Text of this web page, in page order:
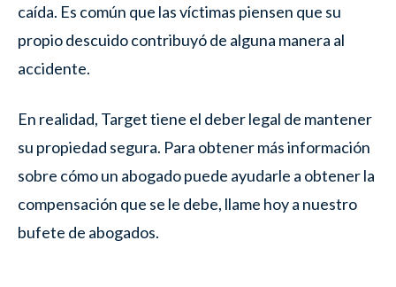
caída. Es común que las víctimas piensen que su
propio descuido contribuyó de alguna manera al
accidente.
En realidad, Target tiene el deber legal de mantener
su propiedad segura. Para obtener más información
sobre cómo un abogado puede ayudarle a obtener la
compensación que se le debe, llame hoy a nuestro
bufete de abogados.